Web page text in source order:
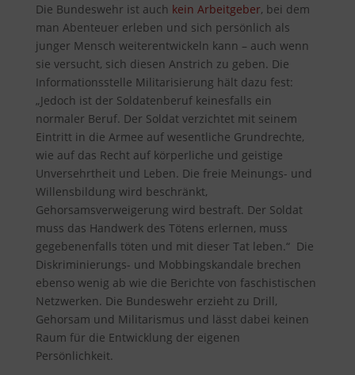
Die Bundeswehr ist auch kein Arbeitgeber, bei dem
man Abenteuer erleben und sich persönlich als
junger Mensch weiterentwickeln kann – auch wenn
sie versucht, sich diesen Anstrich zu geben. Die
Informationsstelle Militarisierung hält dazu fest:
„Jedoch ist der Soldatenberuf keinesfalls ein
normaler Beruf. Der Soldat verzichtet mit seinem
Eintritt in die Armee auf wesentliche Grundrechte,
wie auf das Recht auf körperliche und geistige
Unversehrtheit und Leben. Die freie Meinungs- und
Willensbildung wird beschränkt,
Gehorsamsverweigerung wird bestraft. Der Soldat
muss das Handwerk des Tötens erlernen, muss
gegebenenfalls töten und mit dieser Tat leben.“ Die
Diskriminierungs- und Mobbingskandale brechen
ebenso wenig ab wie die Berichte von faschistischen
Netzwerken. Die Bundeswehr erzieht zu Drill,
Gehorsam und Militarismus und lässt dabei keinen
Raum für die Entwicklung der eigenen
Persönlichkeit.